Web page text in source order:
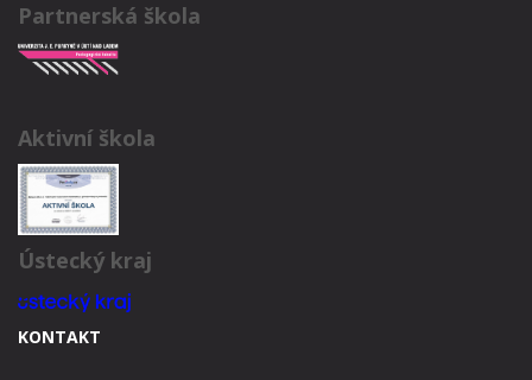
Partnerská škola
Aktivní škola
Ústecký kraj
KONTAKT